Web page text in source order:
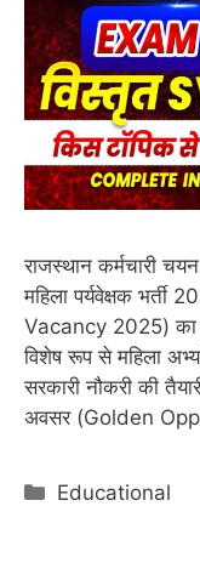
राजस्थान कर्मचारी
महिला पर्यवेक्षक
Vacancy 2025) का
विशेष रूप से महिला
सरकारी नौकरी की
अवसर (Golden
Categories
Educational